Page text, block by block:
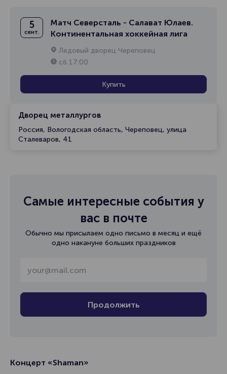
Дворец металлургов
Россия, Вологодская область, Череповец, улица
Сталеваров, 41
5
сент.
Матч Северсталь - Салават Юлаев.
Континентальная хоккейная лига
Ледовый дворец Череповец
сб 17:00
Купить
Самые интересные события у
вас в почте
Обычно мы присылаем одно письмо в месяц и ещё
одно накануне больших праздников
Продолжить
Концерт «Shaman»